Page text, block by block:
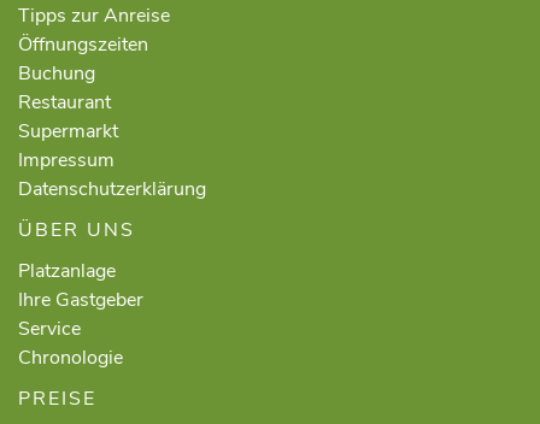
Tipps zur Anreise
Öffnungszeiten
Buchung
Restaurant
Supermarkt
Impressum
Datenschutzerklärung
ÜBER UNS
Platzanlage
Ihre Gastgeber
Service
Chronologie
PREISE